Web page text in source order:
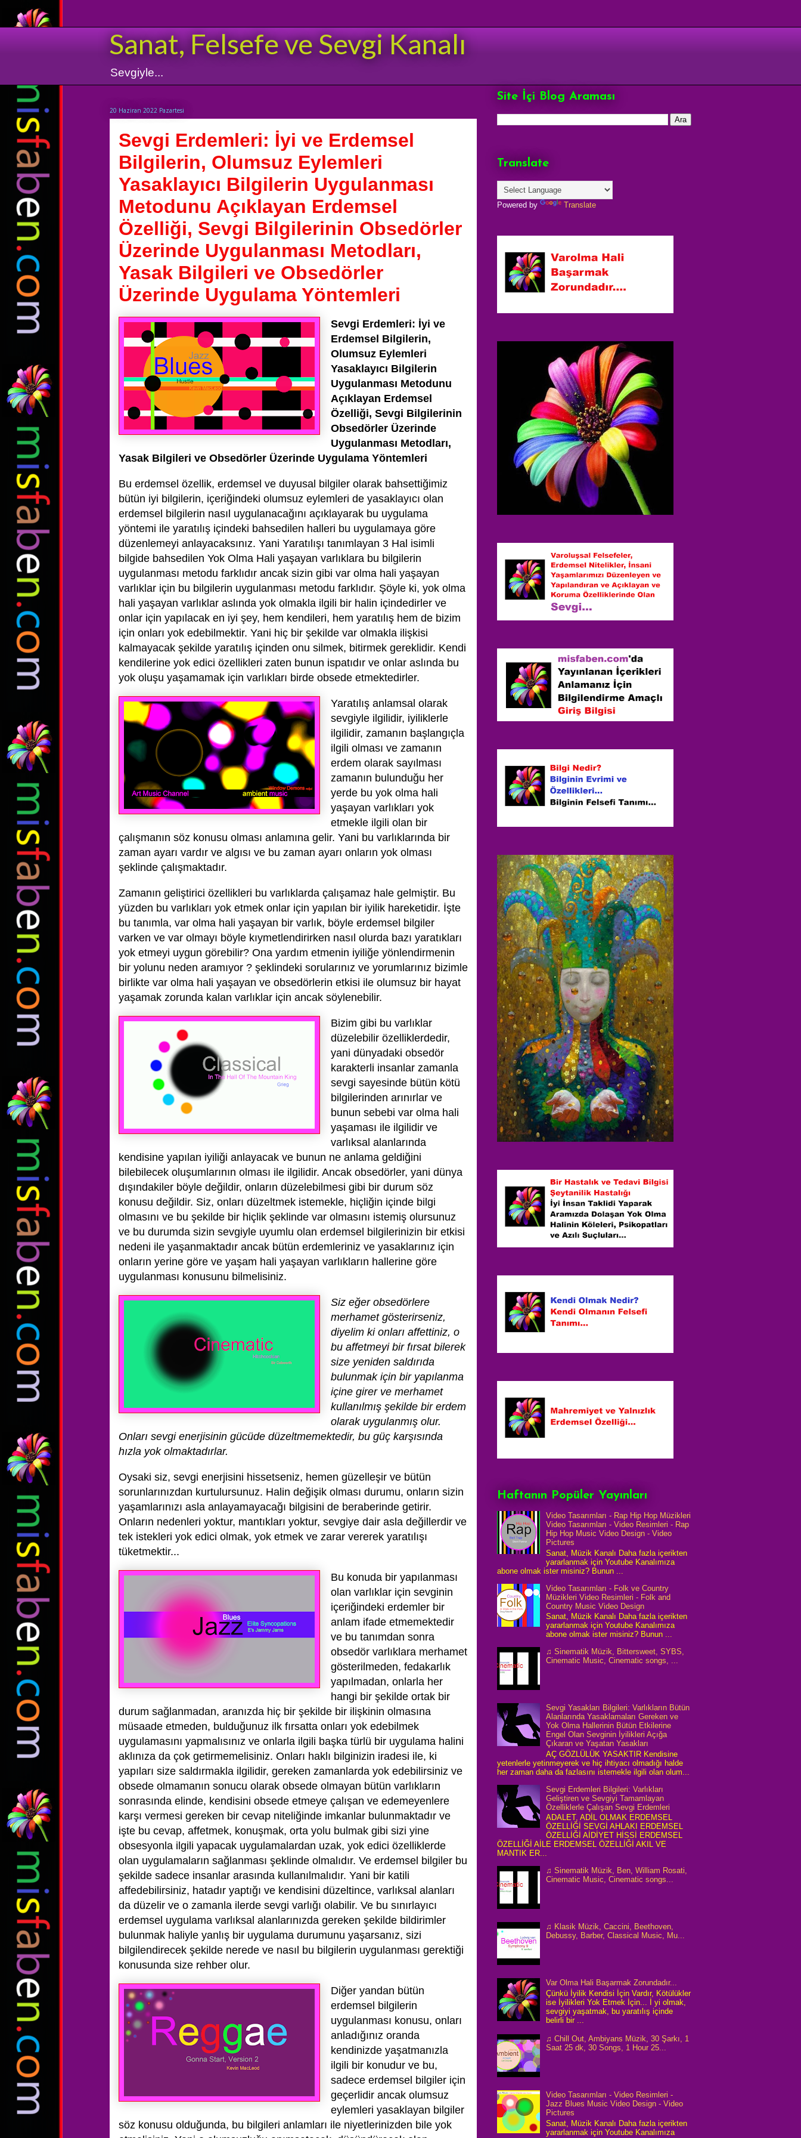
Sanat, Felsefe ve Sevgi Kanalı
Sevgiyle...
20 Haziran 2022 Pazartesi
Sevgi Erdemleri: İyi ve Erdemsel
Bilgilerin, Olumsuz Eylemleri
Yasaklayıcı Bilgilerin Uygulanması
Metodunu Açıklayan Erdemsel
Özelliği, Sevgi Bilgilerinin Obsedörler
Üzerinde Uygulanması Metodları,
Yasak Bilgileri ve Obsedörler
Üzerinde Uygulama Yöntemleri
Sevgi Erdemleri: İyi ve
Erdemsel Bilgilerin,
Olumsuz Eylemleri
Yasaklayıcı Bilgilerin
Uygulanması Metodunu
Açıklayan Erdemsel
Özelliği, Sevgi Bilgilerinin
Obsedörler Üzerinde
Uygulanması Metodları,
Yasak Bilgileri ve Obsedörler Üzerinde Uygulama Yöntemleri
Bu erdemsel özellik, erdemsel ve duyusal bilgiler olarak bahsettiğimiz
bütün iyi bilgilerin, içeriğindeki olumsuz eylemleri de yasaklayıcı olan
erdemsel bilgilerin nasıl uygulanacağını açıklayarak bu uygulama
yöntemi ile yaratılış içindeki bahsedilen halleri bu uygulamaya göre
düzenlemeyi anlayacaksınız. Yani Yaratılışı tanımlayan 3 Hal isimli
bilgide bahsedilen Yok Olma Hali yaşayan varlıklara bu bilgilerin
uygulanması metodu farklıdır ancak sizin gibi var olma hali yaşayan
varlıklar için bu bilgilerin uygulanması metodu farklıdır. Şöyle ki, yok olma
hali yaşayan varlıklar aslında yok olmakla ilgili bir halin içindedirler ve
onlar için yapılacak en iyi şey, hem kendileri, hem yaratılış hem de bizim
için onları yok edebilmektir. Yani hiç bir şekilde var olmakla ilişkisi
kalmayacak şekilde yaratılış içinden onu silmek, bitirmek gereklidir. Kendi
kendilerine yok edici özellikleri zaten bunun ispatıdır ve onlar aslında bu
yok oluşu yaşamamak için varlıkları birde obsede etmektedirler.
Yaratılış anlamsal olarak
sevgiyle ilgilidir, iyiliklerle
ilgilidir, zamanın başlangıçla
ilgili olması ve zamanın
erdem olarak sayılması
zamanın bulunduğu her
yerde bu yok olma hali
yaşayan varlıkları yok
etmekle ilgili olan bir
çalışmanın söz konusu olması anlamına gelir. Yani bu varlıklarında bir
zaman ayarı vardır ve algısı ve bu zaman ayarı onların yok olması
şeklinde çalışmaktadır.
Zamanın geliştirici özellikleri bu varlıklarda çalışamaz hale gelmiştir. Bu
yüzden bu varlıkları yok etmek onlar için yapılan bir iyilik hareketidir. İşte
bu tanımla, var olma hali yaşayan bir varlık, böyle erdemsel bilgiler
varken ve var olmayı böyle kıymetlendirirken nasıl olurda bazı yaratıkları
yok etmeyi uygun görebilir? Ona yardım etmenin iyiliğe yönlendirmenin
bir yolunu neden aramıyor ? şeklindeki sorularınız ve yorumlarınız bizimle
birlikte var olma hali yaşayan ve obsedörlerin etkisi ile olumsuz bir hayat
yaşamak zorunda kalan varlıklar için ancak söylenebilir.
Bizim gibi bu varlıklar
düzelebilir özelliklerdedir,
yani dünyadaki obsedör
karakterli insanlar zamanla
sevgi sayesinde bütün kötü
bilgilerinden arınırlar ve
bunun sebebi var olma hali
yaşaması ile ilgilidir ve
varlıksal alanlarında
kendisine yapılan iyiliği anlayacak ve bunun ne anlama geldiğini
bilebilecek oluşumlarının olması ile ilgilidir. Ancak obsedörler, yani dünya
dışındakiler böyle değildir, onların düzelebilmesi gibi bir durum söz
konusu değildir. Siz, onları düzeltmek istemekle, hiçliğin içinde bilgi
olmasını ve bu şekilde bir hiçlik şeklinde var olmasını istemiş olursunuz
ve bu durumda sizin sevgiyle uyumlu olan erdemsel bilgilerinizin bir etkisi
nedeni ile yaşanmaktadır ancak bütün erdemleriniz ve yasaklarınız için
onların yerine göre ve yaşam hali yaşayan varlıkların hallerine göre
uygulanması konusunu bilmelisiniz.
Siz eğer obsedörlere
merhamet gösterirseniz,
diyelim ki onları affettiniz, o
bu affetmeyi bir fırsat bilerek
size yeniden saldırıda
bulunmak için bir yapılanma
içine girer ve merhamet
kullanılmış şekilde bir erdem
olarak uygulanmış olur.
Onları sevgi enerjisinin gücüde düzeltmemektedir, bu güç karşısında
hızla yok olmaktadırlar.
Oysaki siz, sevgi enerjisini hissetseniz, hemen güzelleşir ve bütün
sorunlarınızdan kurtulursunuz. Halin değişik olması durumu, onların sizin
yaşamlarınızı asla anlayamayacağı bilgisini de beraberinde getirir.
Onların nedenleri yoktur, mantıkları yoktur, sevgiye dair asla değillerdir ve
tek istekleri yok edici olmak, yok etmek ve zarar vererek yaratılışı
tüketmektir...
Bu konuda bir yapılanması
olan varlıklar için sevginin
içeriğindeki erdemler bir
anlam ifade etmemektedir
ve bu tanımdan sonra
obsedör varlıklara merhamet
gösterilmeden, fedakarlık
yapılmadan, onlarla her
hangi bir şekilde ortak bir
durum sağlanmadan, aranızda hiç bir şekilde bir ilişkinin olmasına
müsaade etmeden, bulduğunuz ilk fırsatta onları yok edebilmek
uygulamasını yapmalısınız ve onlarla ilgili başka türlü bir uygulama halini
aklınıza da çok getirmemelisiniz. Onları haklı bilginizin iradesi ile, ki
yapıları size saldırmakla ilgilidir, gereken zamanlarda yok edebilirsiniz ve
obsede olmamanın sonucu olarak obsede olmayan bütün varlıkların
sonrasında elinde, kendisini obsede etmeye çalışan ve edemeyenlere
karşı vermesi gereken bir cevap niteliğinde imkanlar bulunmaktadır ve
işte bu cevap, affetmek, konuşmak, orta yolu bulmak gibi sizi yine
obsesyonla ilgili yapacak uygulamalardan uzak, yok edici özelliklerde
olan uygulamaların sağlanması şeklinde olmalıdır. Ve erdemsel bilgiler bu
şekilde sadece insanlar arasında kullanılmalıdır. Yani bir katili
affedebilirsiniz, hatadır yaptığı ve kendisini düzeltince, varlıksal alanları
da düzelir ve o zamanla ilerde sevgi varlığı olabilir. Ve bu sınırlayıcı
erdemsel uygulama varlıksal alanlarınızda gereken şekilde bildirimler
bulunmak haliyle yanlış bir uygulama durumunu yaşarsanız, sizi
bilgilendirecek şekilde nerede ve nasıl bu bilgilerin uygulanması gerektiği
konusunda size rehber olur.
Diğer yandan bütün
erdemsel bilgilerin
uygulanması konusu, onları
anladığınız oranda
kendinizde yaşatmanızla
ilgili bir konudur ve bu,
sadece erdemsel bilgiler için
geçerlidir ancak olumsuz
eylemleri yasaklayan bilgiler
söz konusu olduğunda, bu bilgileri anlamları ile niyetlerinizden bile yok
Site İçi Blog Araması
Translate
Powered by Translate
Haftanın Popüler Yayınları
Video Tasarımları - Rap Hip Hop Müzikleri
Video Tasarımları - Video Resimleri - Rap
Hip Hop Music Video Design - Video
Pictures
Sanat, Müzik Kanalı Daha fazla içerikten
yararlanmak için Youtube Kanalımıza
abone olmak ister misiniz? Bunun ...
Video Tasarımları - Folk ve Country
Müzikleri Video Resimleri - Folk and
Country Music Video Design
Sanat, Müzik Kanalı Daha fazla içerikten
yararlanmak için Youtube Kanalımıza
abone olmak ister misiniz? Bunun ...
♫ Sinematik Müzik, Bittersweet, SYBS,
Cinematic Music, Cinematic songs, ...
Sevgi Yasakları Bilgileri: Varlıkların Bütün
Alanlarında Yasaklamaları Gereken ve
Yok Olma Hallerinin Bütün Etkilerine
Engel Olan Sevginin İyilikleri Açığa
Çıkaran ve Yaşatan Yasakları
AÇ GÖZLÜLÜK YASAKTIR Kendisine
yetenlerle yetinmeyerek ve hiç ihtiyacı olmadığı halde
her zaman daha da fazlasını istemekle ilgili olan olum...
Sevgi Erdemleri Bilgileri: Varlıkları
Geliştiren ve Sevgiyi Tamamlayan
Özelliklerle Çalışan Sevgi Erdemleri
ADALET, ADİL OLMAK ERDEMSEL
ÖZELLİĞİ SEVGİ AHLAKI ERDEMSEL
ÖZELLİĞİ AİDİYET HİSSİ ERDEMSEL
ÖZELLİĞİ AİLE ERDEMSEL ÖZELLİĞİ AKIL VE
MANTIK ER...
♫ Sinematik Müzik, Ben, William Rosati,
Cinematic Music, Cinematic songs...
♫ Klasik Müzik, Caccini, Beethoven,
Debussy, Barber, Classical Music, Mu...
Var Olma Hali Başarmak Zorundadır...
Çünkü İyilik Kendisi İçin Vardır, Kötülükler
ise İyilikleri Yok Etmek İçin... İ yi olmak,
sevgiyi yaşatmak, bu yaratılış içinde
belirli bir ...
♫ Chill Out, Ambiyans Müzik, 30 Şarkı, 1
Saat 25 dk, 30 Songs, 1 Hour 25...
Video Tasarımları - Video Resimleri -
Jazz Blues Music Video Design - Video
Pictures
Sanat, Müzik Kanalı Daha fazla içerikten
yararlanmak için Youtube Kanalımıza